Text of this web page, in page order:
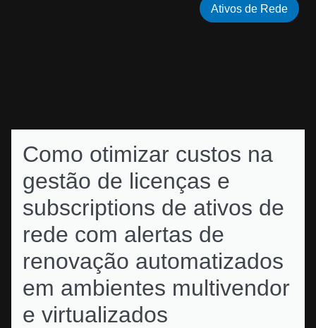
Como otimizar custos na
gestão de licenças e
subscriptions de ativos de
rede com alertas de
renovação automatizados
em ambientes multivendor
e virtualizados
Ativos de Rede